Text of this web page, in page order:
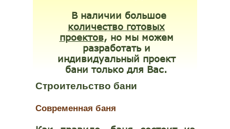
Строительство бани
Современная баня
В наличии большое
количество готовых
проектов, но мы можем
разработать и
индивидуальный проект
бани только для Вас.